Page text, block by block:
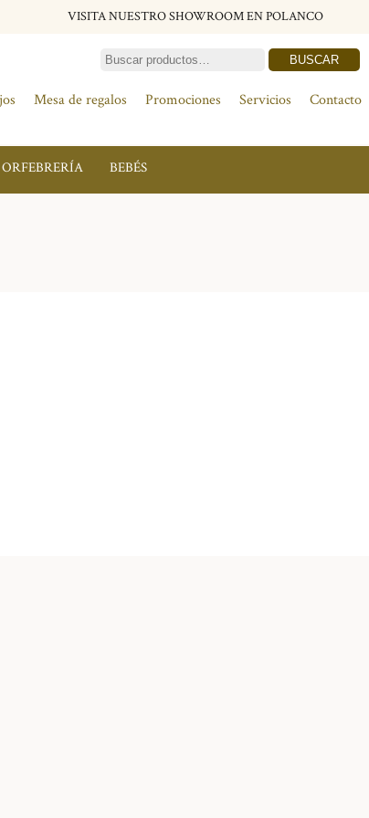
VISITA NUESTRO SHOWROOM EN POLANCO
BUSCAR
Mesa de regalos Promociones Servicios Contacto
BEBÉS